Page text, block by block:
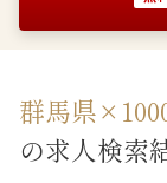
群馬県
の求人検索